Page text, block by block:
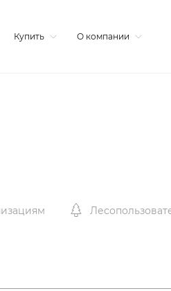
Купить О компании